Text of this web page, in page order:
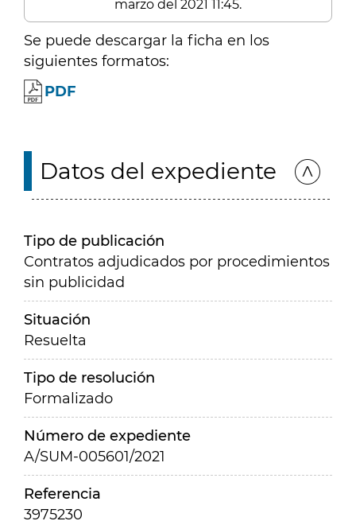
marzo del 2021 11:45.
Se puede descargar la ficha en los
siguientes formatos:
PDF
Datos del expediente
Tipo de publicación
Contratos adjudicados por procedimientos
sin publicidad
Situación
Resuelta
Tipo de resolución
Formalizado
Número de expediente
A/SUM-005601/2021
Referencia
3975230